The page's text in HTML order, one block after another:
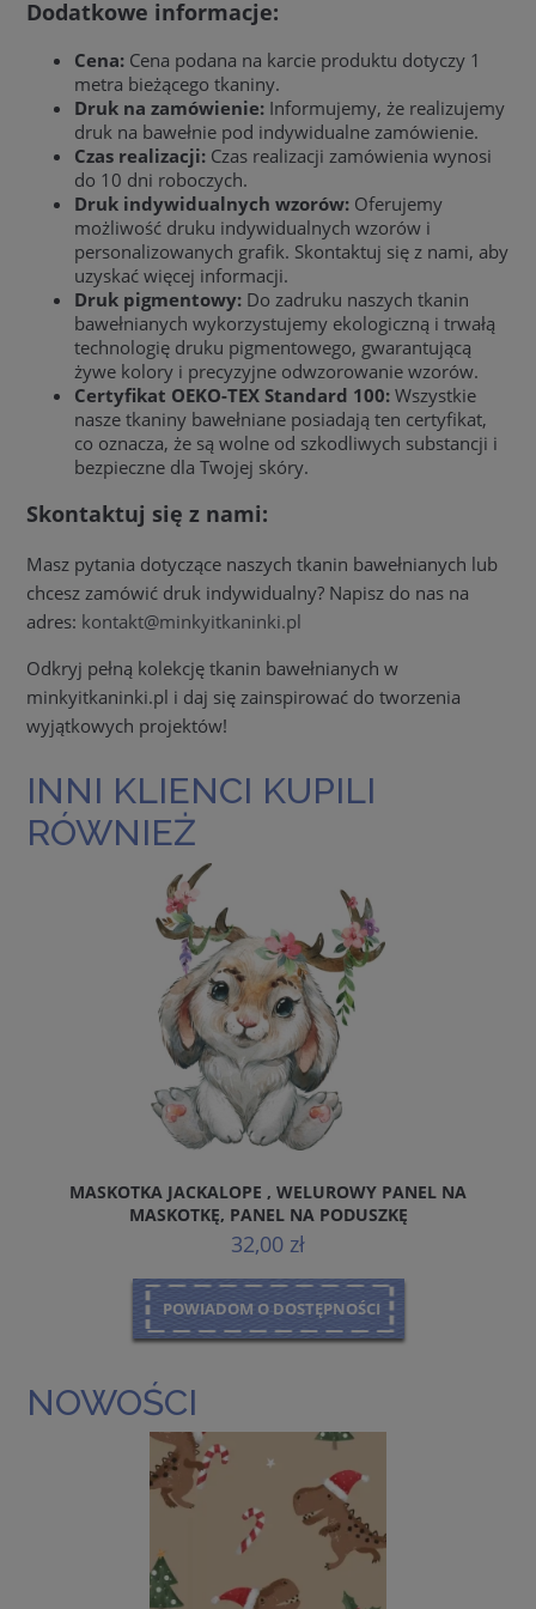
Dodatkowe informacje:
Cena: Cena podana na karcie produktu dotyczy 1
metra bieżącego tkaniny.
Druk na zamówienie: Informujemy, że realizujemy
druk na bawełnie pod indywidualne zamówienie.
Czas realizacji: Czas realizacji zamówienia wynosi
do 10 dni roboczych.
Druk indywidualnych wzorów: Oferujemy
możliwość druku indywidualnych wzorów i
personalizowanych grafik. Skontaktuj się z nami, aby
uzyskać więcej informacji.
Druk pigmentowy: Do zadruku naszych tkanin
bawełnianych wykorzystujemy ekologiczną i trwałą
technologię druku pigmentowego, gwarantującą
żywe kolory i precyzyjne odwzorowanie wzorów.
Certyfikat OEKO-TEX Standard 100: Wszystkie
nasze tkaniny bawełniane posiadają ten certyfikat,
co oznacza, że są wolne od szkodliwych substancji i
bezpieczne dla Twojej skóry.
Skontaktuj się z nami:
Masz pytania dotyczące naszych tkanin bawełnianych lub
chcesz zamówić druk indywidualny? Napisz do nas na
adres: kontakt@minkyitkaninki.pl
Odkryj pełną kolekcję tkanin bawełnianych w
minkyitkaninki.pl i daj się zainspirować do tworzenia
wyjątkowych projektów!
INNI KLIENCI KUPILI
RÓWNIEŻ
MASKOTKA JACKALOPE , WELUROWY PANEL NA
MASKOTKĘ, PANEL NA PODUSZKĘ
32,00 zł
POWIADOM O DOSTĘPNOŚCI
NOWOŚCI